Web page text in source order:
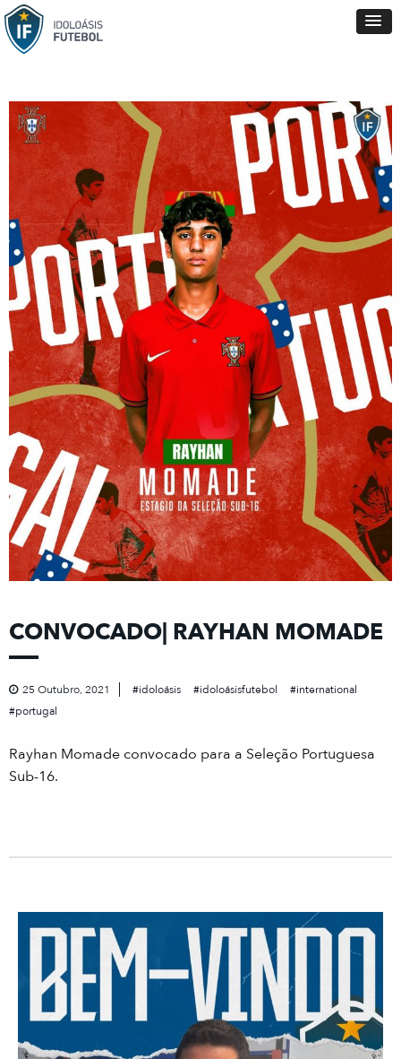
CONVOCADO| RAYHAN MOMADE
25 Outubro, 2021 idoloásis idoloásisfutebol
international
portugal
Rayhan Momade convocado para a Seleção Portuguesa
Sub-16.